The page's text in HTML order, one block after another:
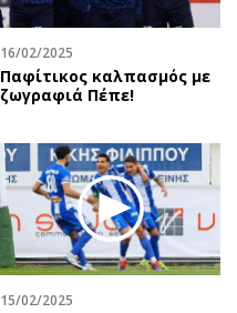
Συνταγές
Έξοδος
Media
Εκπομπές
Wine routes
Podcasts
Uncut
Προσφορές
Προσωπικότητες στην ''Κ''
Επιστολές
16/02/2025
Παφίτικος καλπασμός με
ζωγραφιά Πέπε!
15/02/2025